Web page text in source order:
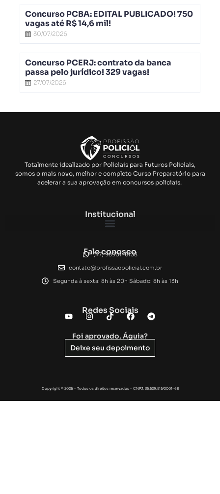
Concurso PCBA: EDITAL PUBLICADO! 750
vagas até R$ 14,6 mil!
30/07/2026
Concurso PCERJ: contrato da banca
passa pelo jurídico! 329 vagas!
27/07/2026
Totalmente idealizado por Policiais para Futuros Policiais,
somos o mais novo, melhor e completo Curso Preparatório para
acelerar a sua aprovação em concursos policiais.
Institucional
Fale conosco
(47) 98901-6138
contato@profissaopolicial.com.br
Segunda à sexta: 8h às 20h Sábado: 8h às 13h
Redes Sociais
Foi aprovado, Águia?
Deixe seu depoimento
Copyright © 2026 – Todos os direitos reservados – CNPJ: 35.529.515/0001-68